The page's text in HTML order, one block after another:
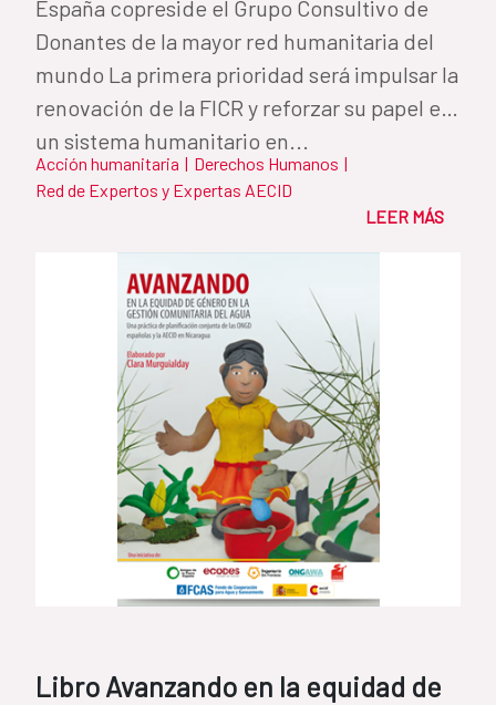
España copreside el Grupo Consultivo de
Donantes de la mayor red humanitaria del
mundo La primera prioridad será impulsar la
renovación de la FICR y reforzar su papel en
un sistema humanitario en...
Acción humanitaria | Derechos Humanos |
Red de Expertos y Expertas AECID
LEER MÁS
Libro Avanzando en la equidad de